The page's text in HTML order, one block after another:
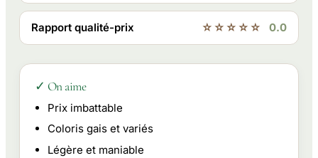
Rapport qualité-prix ☆☆☆☆☆ 0.0
✓ On aime
Prix imbattable
Coloris gais et variés
Légère et maniable